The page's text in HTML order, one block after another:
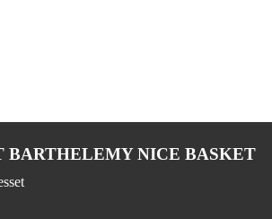
BARTHELEMY NICE BASKET